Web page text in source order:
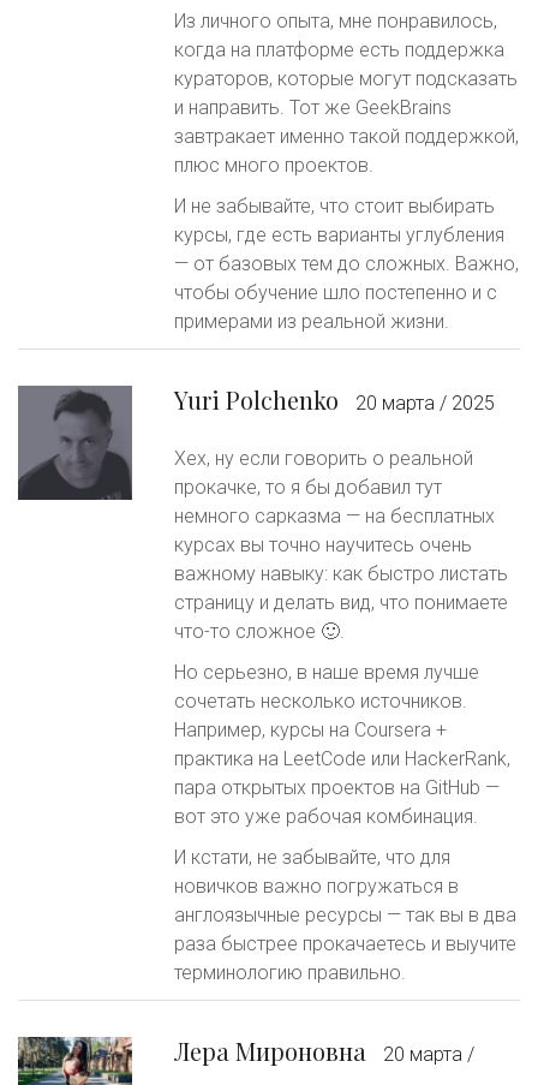
Из личного опыта, мне понравилось,
когда на платформе есть поддержка
кураторов, которые могут подсказать
и направить. Тот же GeekBrains
завтракает именно такой поддержкой,
плюс много проектов.
И не забывайте, что стоит выбирать
курсы, где есть варианты углубления
— от базовых тем до сложных. Важно,
чтобы обучение шло постепенно и с
примерами из реальной жизни.
Yuri Polchenko 20 марта / 2025
Хех, ну если говорить о реальной
прокачке, то я бы добавил тут
немного сарказма — на бесплатных
курсах вы точно научитесь очень
важному навыку: как быстро листать
страницу и делать вид, что понимаете
что-то сложное 🙂.
Но серьезно, в наше время лучше
сочетать несколько источников.
Например, курсы на Coursera +
практика на LeetCode или HackerRank,
пара открытых проектов на GitHub —
вот это уже рабочая комбинация.
И кстати, не забывайте, что для
новичков важно погружаться в
англоязычные ресурсы — так вы в два
раза быстрее прокачаетесь и выучите
терминологию правильно.
Лера Мироновна
20 марта /